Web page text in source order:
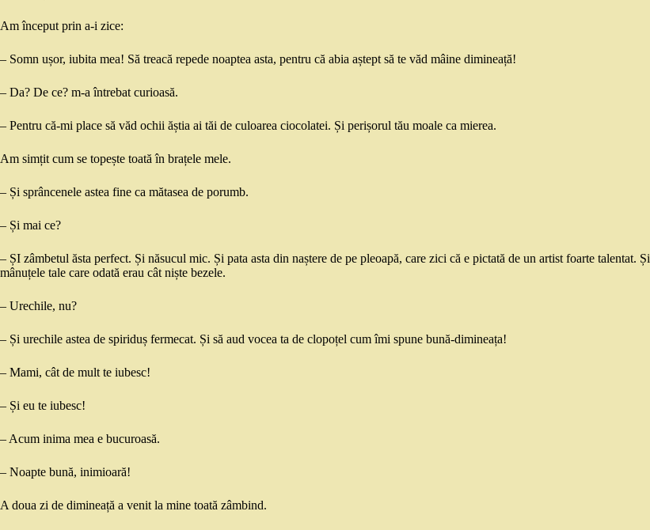
Am început prin a-i zice:
– Somn ușor, iubita mea! Să treacă repede noaptea asta, pentru că abia aștept să te văd mâine dimineață!
– Da? De ce? m-a întrebat curioasă.
– Pentru că-mi place să văd ochii ăștia ai tăi de culoarea ciocolatei. Și perișorul tău moale ca mierea.
Am simțit cum se topește toată în brațele mele.
– Și sprâncenele astea fine ca mătasea de porumb.
– Și mai ce?
– ȘI zâmbetul ăsta perfect. Și năsucul mic. Și pata asta din naștere de pe pleoapă, care zici că e pictată de un artist foarte talentat. Și
mânuțele tale care odată erau cât niște bezele.
– Urechile, nu?
– Și urechile astea de spiriduș fermecat. Și să aud vocea ta de clopoțel cum îmi spune bună-dimineața!
– Mami, cât de mult te iubesc!
– Și eu te iubesc!
– Acum inima mea e bucuroasă.
– Noapte bună, inimioară!
A doua zi de dimineață a venit la mine toată zâmbind.